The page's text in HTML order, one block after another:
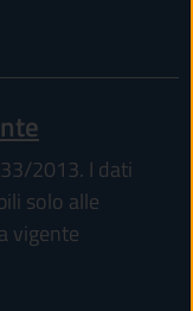
2013. I dati
solo alle
vigente